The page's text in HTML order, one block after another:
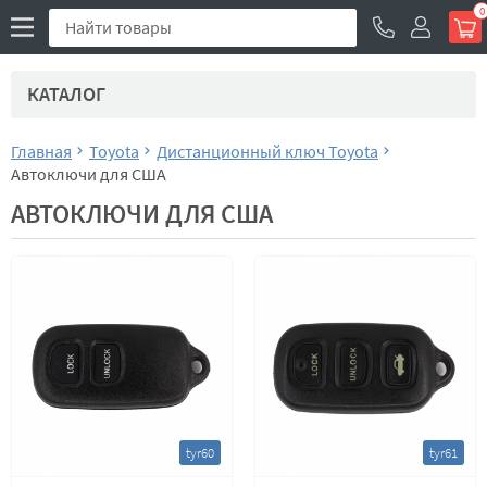
0
КАТАЛОГ
Главная Toyota
Дистанционный ключ Toyota
Автоключи для США
АВТОКЛЮЧИ ДЛЯ США
tyr60 tyr61